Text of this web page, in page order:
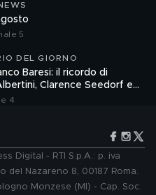
5
DEL GIORNO
Baresi: il ricordo di
Clarence Seedorf e
4
Digital - RTI S.p.A.: p. iva
del Nazareno 8, 00187 Roma.
Monzese (MI) - Cap. Soc.